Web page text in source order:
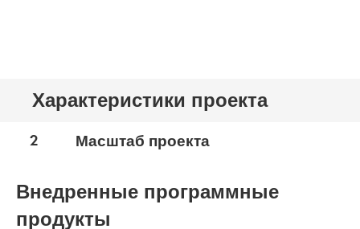
Характеристики проекта
2 Масштаб проекта
Внедренные программные
продукты